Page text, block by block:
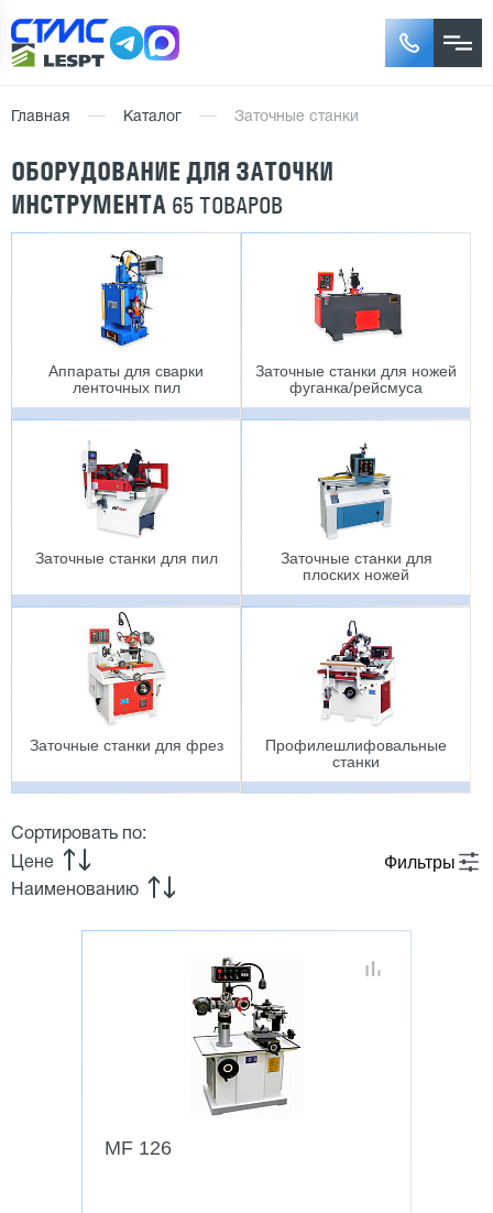
Главная Каталог Заточные станки
ОБОРУДОВАНИЕ ДЛЯ ЗАТОЧКИ
ИНСТРУМЕНТА 65 ТОВАРОВ
Аппараты для сварки
ленточных пил
Заточные станки для ножей
фуганка/рейсмуса
Заточные станки для пил
Заточные станки для
плоских ножей
Заточные станки для фрез
Профилешлифовальные
станки
Фильтры
Сортировать по:
Цене
Наименованию
MF 126